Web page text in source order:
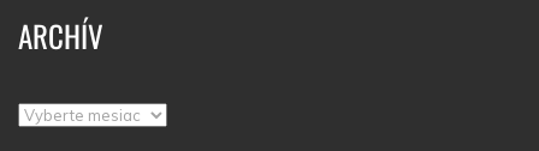
ARCHÍV
Archív